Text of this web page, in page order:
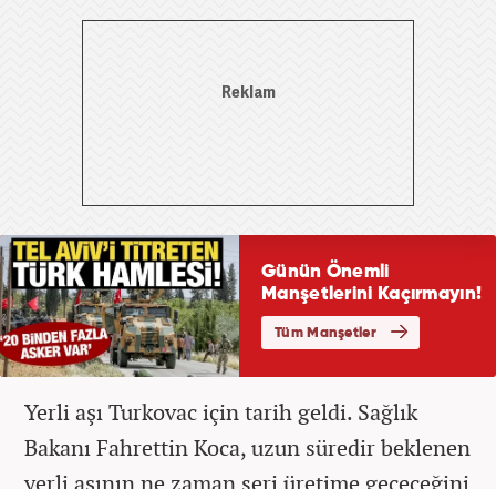
Yerli aşı Turkovac için tarih geldi. Sağlık
Bakanı Fahrettin Koca, uzun süredir beklenen
yerli aşının ne zaman seri üretime geçeceğini